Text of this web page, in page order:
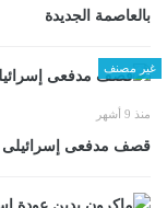
بالعاصمة الجديدة
غير مصنف
منذ 9 أشهر
قصف مدفعى إسرائيلى